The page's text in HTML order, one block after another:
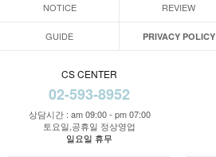
NOTICE REVIEW
GUIDE PRIVACY POLICY
CS CENTER
02-593-8952
상담시간 : am 09:00 - pm 07:00
토요일,공휴일 정상영업
일요일 휴무